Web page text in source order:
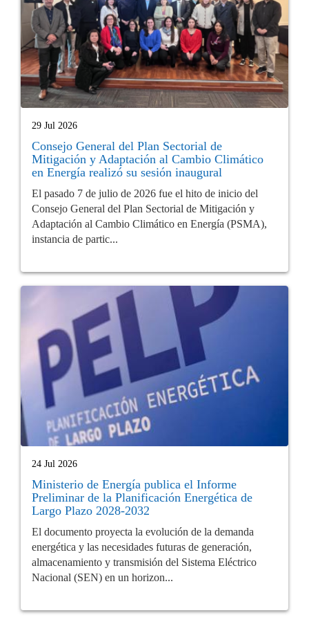
29 Jul 2026
Consejo General del Plan Sectorial de
Mitigación y Adaptación al Cambio Climático
en Energía realizó su sesión inaugural
El pasado 7 de julio de 2026 fue el hito de inicio del
Consejo General del Plan Sectorial de Mitigación y
Adaptación al Cambio Climático en Energía (PSMA),
instancia de partic...
24 Jul 2026
Ministerio de Energía publica el Informe
Preliminar de la Planificación Energética de
Largo Plazo 2028-2032
El documento proyecta la evolución de la demanda
energética y las necesidades futuras de generación,
almacenamiento y transmisión del Sistema Eléctrico
Nacional (SEN) en un horizon...